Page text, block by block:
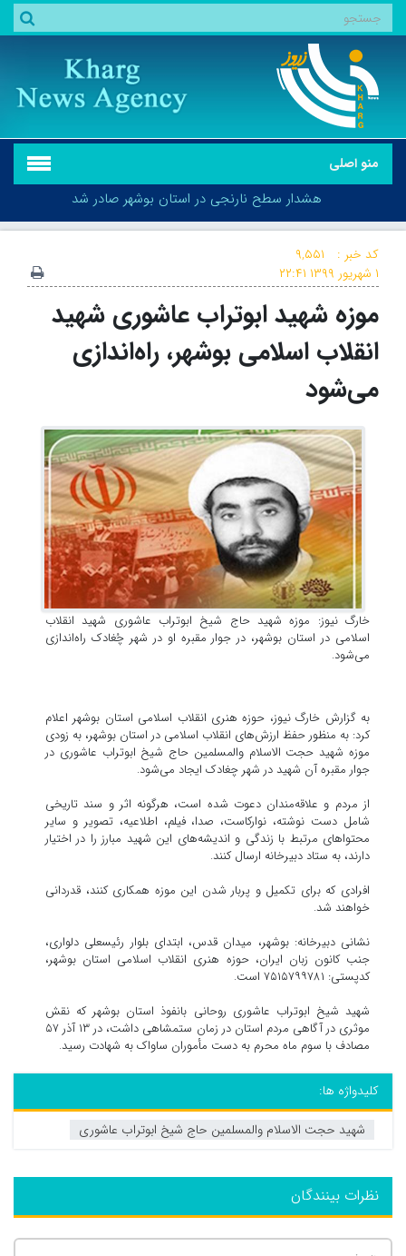
منو اصلی
هشدار سطح نارنجی در استان بوشهر صادر شد
هشدار سطح نارنجی در استان بوشهر صادر شد
کد خبر :
۹,۵۵۱
۱ شهریور ۱۳۹۹
۲۲:۴۱
موزه شهید ابوتراب عاشوری شهید
انقلاب اسلامی بوشهر، راه‌اندازی
می‌شود
خارگ نیوز: موزه شهید حاج شیخ ابوتراب عاشوری شهید انقلاب
اسلامی در استان بوشهر، در جوار مقبره او در شهر چُغادک راه‌اندازی
می‌شود.
به گزارش خارگ نیوز، حوزه هنری انقلاب اسلامی استان بوشهر اعلام
کرد: به منظور حفظ ارزش‌های انقلاب اسلامی در استان بوشهر، به زودی
موزه شهید حجت الاسلام والمسلمین حاج شیخ ابوتراب عاشوری در
جوار مقبره آن شهید در شهر چغادک ایجاد می‌شود.
از مردم و علاقه‌مندان دعوت شده است، هرگونه اثر و سند تاریخی
شامل دست نوشته، نوارکاست، صدا، فیلم، اطلاعیه، تصویر و سایر
محتوا‌های مرتبط با زندگی و اندیشه‌های این شهید مبارز را در اختیار
دارند، به ستاد دبیرخانه ارسال کنند.
افرادی که برای تکمیل و پربار شدن این موزه همکاری کنند، قدردانی
خواهند شد.
نشانی دبیرخانه: بوشهر، میدان قدس، ابتدای بلوار رئیسعلی دلواری،
جنب کانون زبان ایران، حوزه هنری انقلاب اسلامی استان بوشهر،
کدپستی: ۷۵۱۵۷۹۹۷۸۱ است.
شهید شیخ ابوتراب عاشوری روحانی بانفوذ استان بوشهر که نقش
موثری در آگاهی مردم استان در زمان ستمشاهی داشت، در ۱۳ آذر ۵۷
مصادف با سوم ماه محرم به دست مأموران ساواک به شهادت رسید.
کلیدواژه ها:
شهید حجت الاسلام والمسلمین حاج شیخ ابوتراب عاشوری
نظرات بینندگان